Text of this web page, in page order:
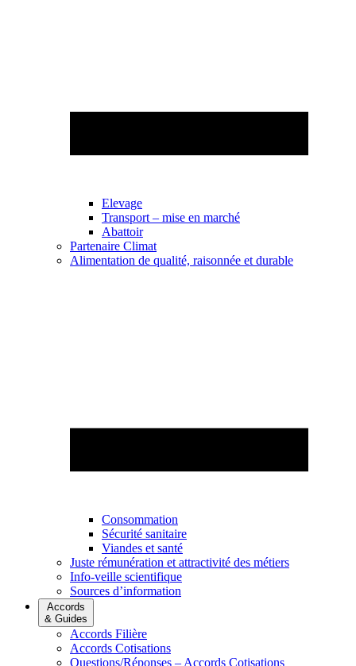
Elevage
Transport – mise en marché
Abattoir
Partenaire Climat
Alimentation de qualité, raisonnée et durable
Consommation
Sécurité sanitaire
Viandes et santé
Juste rémunération et attractivité des métiers
Info-veille scientifique
Sources d’information
Accords
& Guides
Accords Filière
Accords Cotisations
Questions/Réponses – Accords Cotisations